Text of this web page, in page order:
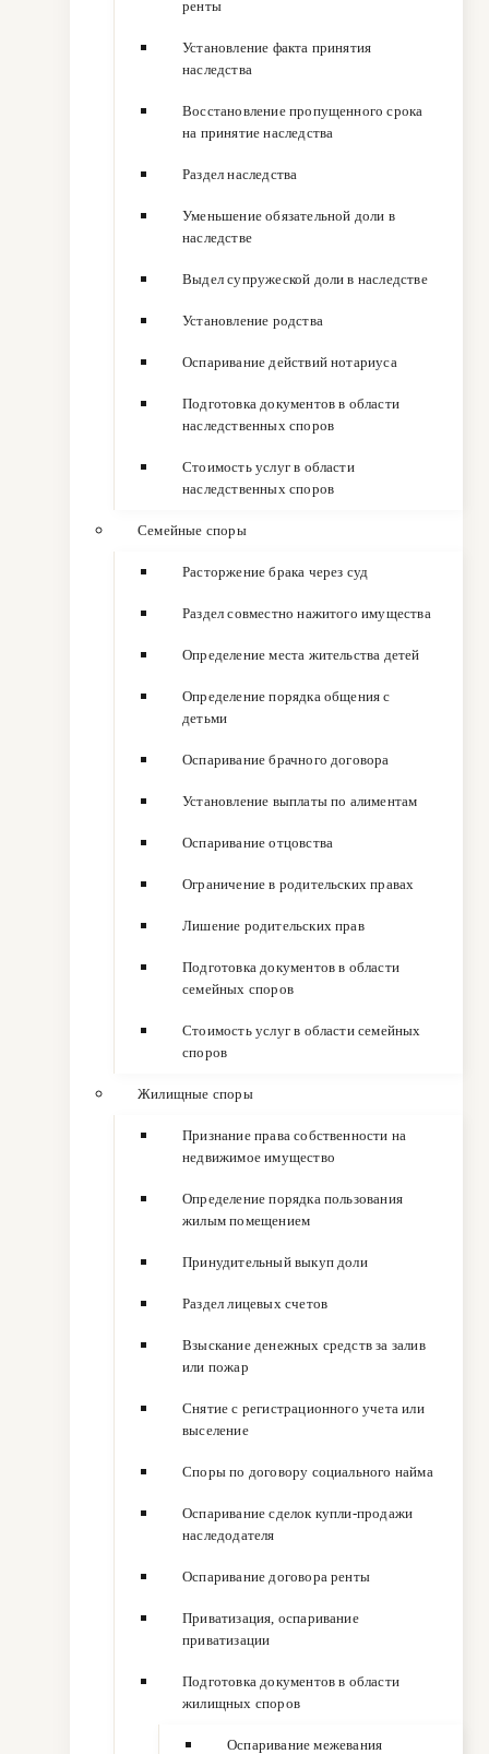
ренты
Установление факта принятия
наследства
Восстановление пропущенного срока
на принятие наследства
Раздел наследства
Уменьшение обязательной доли в
наследстве
Выдел супружеской доли в наследстве
Установление родства
Оспаривание действий нотариуса
Подготовка документов в области
наследственных споров
Стоимость услуг в области
наследственных споров
Семейные споры
Расторжение брака через суд
Раздел совместно нажитого имущества
Определение места жительства детей
Определение порядка общения с
детьми
Оспаривание брачного договора
Установление выплаты по алиментам
Оспаривание отцовства
Ограничение в родительских правах
Лишение родительских прав
Подготовка документов в области
семейных споров
Стоимость услуг в области семейных
споров
Жилищные споры
Признание права собственности на
недвижимое имущество
Определение порядка пользования
жилым помещением
Принудительный выкуп доли
Раздел лицевых счетов
Взыскание денежных средств за залив
или пожар
Снятие с регистрационного учета или
выселение
Споры по договору социального найма
Оспаривание сделок купли-продажи
наследодателя
Оспаривание договора ренты
Приватизация, оспаривание
приватизации
Подготовка документов в области
жилищных споров
Оспаривание межевания